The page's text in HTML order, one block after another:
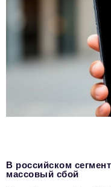
В российском
массовый сбой